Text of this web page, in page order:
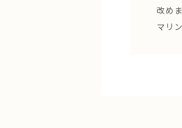
改め
マリ